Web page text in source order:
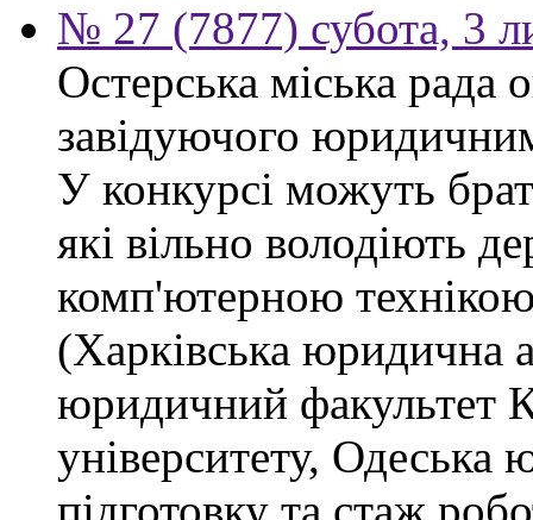
№ 27 (7877) субота, 3
Остерська міська рада
завідуючого
У конкурсі можуть
які вільно володіють
комп'ютерною
(Харківська юридична
юридичний факультет
університету, Одеська
підготовку та стаж